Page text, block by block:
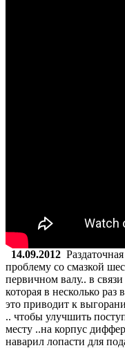
14.09.2012
проблему со смазкой
первичном валу.. в
которая в несколько
это приводит к
.. чтобы улучшить
месту ..на корпус
наварил лопасти для